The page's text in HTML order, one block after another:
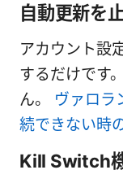
自動更新を
アカウント設
するだけです
ん。 ヴァロラ
続できない時
Kill Switch